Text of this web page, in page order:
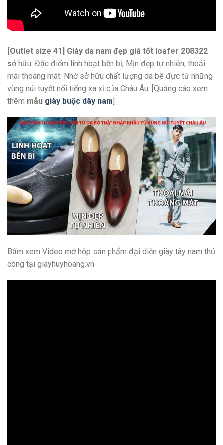
[Outlet size 41] Giày da nam đẹp giá tốt loafer 208322
sở hữu: Đặc điểm linh hoạt bền bỉ, Mịn đẹp tự nhiên, thoải
mái thoáng mát. Nhờ sở hữu chất lượng da bê đực từ những
vùng núi tuyết nổi tiếng xa xỉ của Châu Âu. [Quảng cáo xem
thêm mẫu giày buộc dây nam
Bấm xem Video mở hộp sản phẩm đại diện giày tây nam thủ
công tại giayhuyhoang.vn